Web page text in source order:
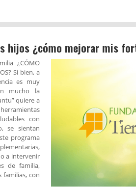
hijos ¿cómo mejorar mis
¿CÓMO
Si bien, a
es muy
mucho la
quiere a
con
se sientan
programa
a intervenir
de familia,
familias, con